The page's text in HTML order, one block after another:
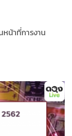
หน้าที่การงาน